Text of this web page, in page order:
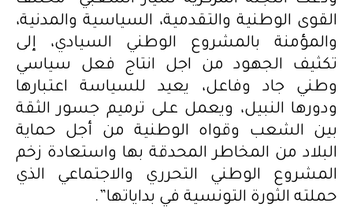
القوى الوطنية والتقدمية، السياسية والمدنية،
والمؤمنة بالمشروع الوطني السيادي، إلى
تكثيف الجهود من اجل انتاج فعل سياسي
وطني جاد وفاعل، يعيد للسياسة اعتبارها
ودورها النبيل، ويعمل على ترميم جسور الثقة
بين الشعب وقواه الوطنية من أجل حماية
البلاد من المخاطر المحدقة بها واستعادة زخم
المشروع الوطني التحرري والاجتماعي الذي
حملته الثورة التونسية في بداياتها”.